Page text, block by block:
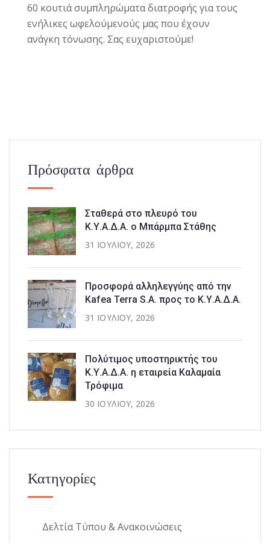
60 κουτιά συμπληρώματα διατροφής για τους
ενήλικες ωφελούμενούς μας που έχουν
ανάγκη τόνωσης. Σας ευχαριστούμε!
Πρόσφατα άρθρα
Σταθερά στο πλευρό του
Κ.Υ.Α.Δ.Α. ο Μπάρμπα Στάθης
31 ΙΟΥΛΊΟΥ, 2026
Προσφορά αλληλεγγύης από την
Kafea Terra S.A. προς το Κ.Υ.Α.Δ.Α.
31 ΙΟΥΛΊΟΥ, 2026
Πολύτιμος υποστηρικτής του
Κ.Υ.Α.Δ.Α. η εταιρεία Καλαμαία
Τρόφιμα
30 ΙΟΥΛΊΟΥ, 2026
Κατηγορίες
Δελτία Τύπου & Ανακοινώσεις